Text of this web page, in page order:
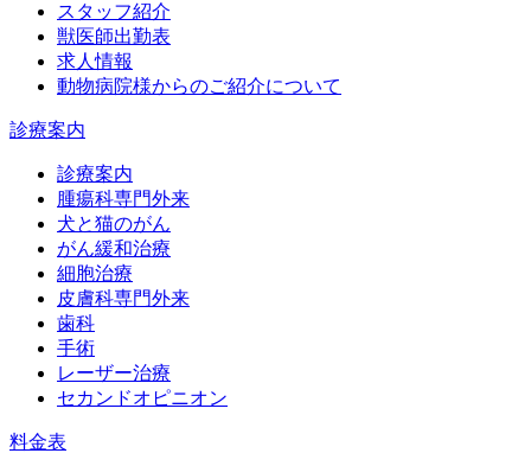
スタッフ紹介
獣医師出勤表
求人情報
動物病院様からのご紹介について
診療案内
診療案内
腫瘍科専門外来
犬と猫のがん
がん緩和治療
細胞治療
皮膚科専門外来
歯科
手術
レーザー治療
セカンドオピニオン
料金表